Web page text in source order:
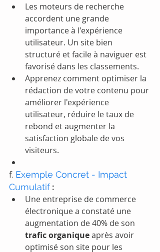
Les moteurs de recherche
accordent une grande
importance à l'expérience
utilisateur. Un site bien
structuré et facile à naviguer est
favorisé dans les classements.
Apprenez comment optimiser la
rédaction de votre contenu pour
améliorer l'expérience
utilisateur, réduire le taux de
rebond et augmenter la
satisfaction globale de vos
visiteurs.
f. Exemple Concret - Impact
Cumulatif :
Une entreprise de commerce
électronique a constaté une
augmentation de 40% de son
trafic organique après avoir
optimisé son site pour les